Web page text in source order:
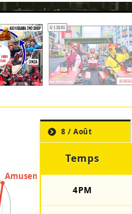
8 / Août
Temps
4PM